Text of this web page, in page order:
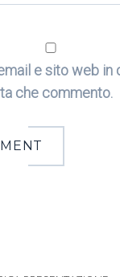
e sito web
che commento.